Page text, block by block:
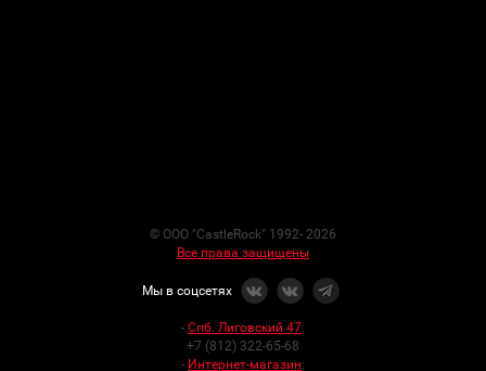
© ООО "CastleRock" 1992- 2026
Все права защищены
Мы в соцсетях
- Спб. Лиговский 47:
+7 (812) 322-65-68
- Интернет-магазин: